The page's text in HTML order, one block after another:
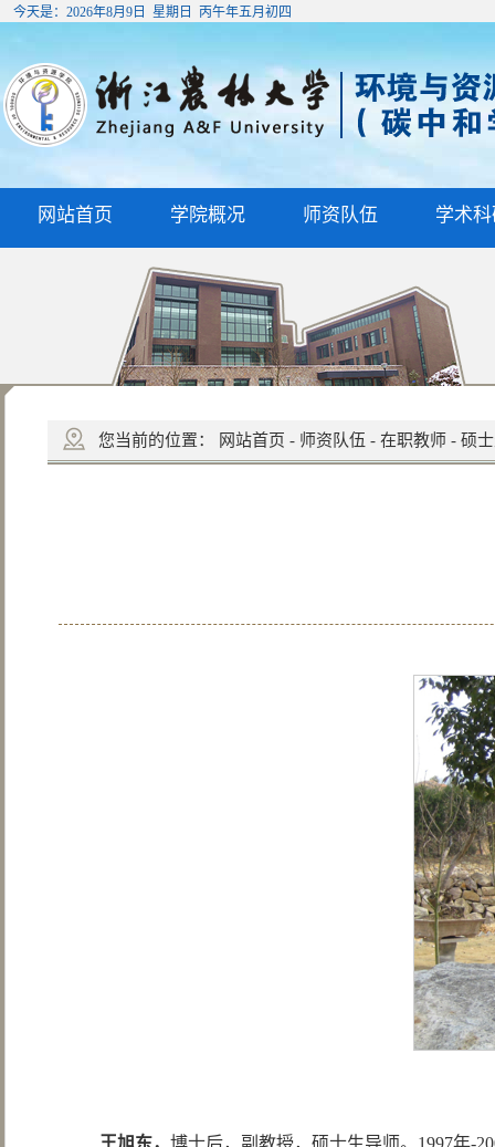
今天是： 2026年8月9日 星期日 丙午年五月初四
网站首页 学院概况 师资队伍 学术
您当前的位置： 网站首页 - 师资队伍 - 在职教师 - 硕